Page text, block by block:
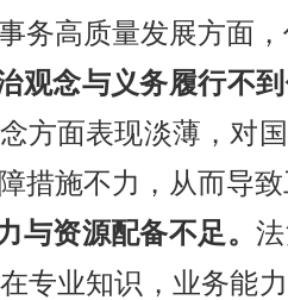
务高质量发展方面
观念与义务履行不
方面表现淡薄，对
措施不力，从而导
与资源配备不足。
专业知识，业务能